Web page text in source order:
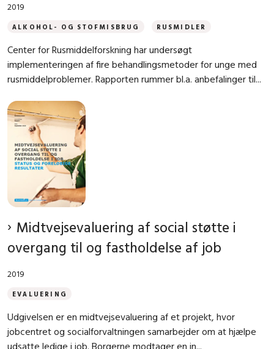
2019
ALKOHOL- OG STOFMISBRUG RUSMIDLER
Center for Rusmiddelforskning har undersøgt
implementeringen af fire behandlingsmetoder for unge med
rusmiddelproblemer. Rapporten rummer bl.a. anbefalinger til...
Midtvejsevaluering af social støtte i
overgang til og fastholdelse af job
2019
EVALUERING
Udgivelsen er en midtvejsevaluering af et projekt, hvor
jobcentret og socialforvaltningen samarbejder om at hjælpe
udsatte ledige i job. Borgerne modtager en in...